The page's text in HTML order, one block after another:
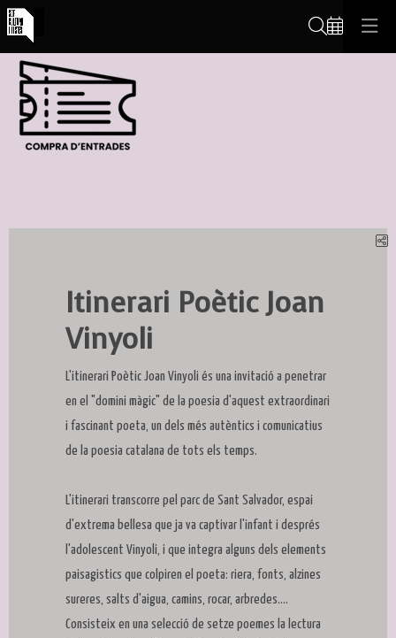
Itinerari Poètic Joan
Vinyoli
L'itinerari Poètic Joan Vinyoli és una invitació a penetrar
en el "domini màgic" de la poesia d'aquest extraordinari
i fascinant poeta, un dels més autèntics i comunicatius
de la poesia catalana de tots els temps.
L'itinerari transcorre pel parc de Sant Salvador, espai
d'extrema bellesa que ja va captivar l'infant i després
l'adolescent Vinyoli, i que integra alguns dels elements
paisagistics que colpiren el poeta: riera, fonts, alzines
sureres, salts d'aigua, camins, rocar, arbredes....
Consisteix en una selecció de setze poemes la lectura